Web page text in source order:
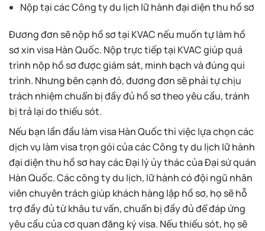
Nộp tại các Công ty du lịch lữ hành đại diện thu hồ sơ
Đương đơn sẽ nộp hồ sơ tại KVAC nếu muốn tự làm hồ
sơ xin visa Hàn Quốc. Nộp trực tiếp tại KVAC giúp quá
trình nộp hồ sơ được giám sát, minh bạch và đúng qui
trình. Nhưng bên cạnh đó, đương đơn sẽ phải tự chịu
trách nhiệm chuẩn bị đầy đủ hồ sơ theo yêu cầu, tránh
bị trả lại do thiếu sót.
Nếu bạn lần đầu làm visa Hàn Quốc thì việc lựa chọn các
dịch vụ làm visa trọn gói của các Công ty du lịch lữ hành
đại diện thu hồ sơ hay các Đại lý ủy thác của Đại sứ quán
Hàn Quốc. Các công ty du lịch, lữ hành có đội ngũ nhân
viên chuyên trách giúp khách hàng lập hồ sơ, họ sẽ hỗ
trợ đầy đủ từ khâu tư vấn, chuẩn bị đầy đủ để đáp ứng
yêu cầu của cơ quan đăng ký visa. Nếu thiếu sót, họ sẽ